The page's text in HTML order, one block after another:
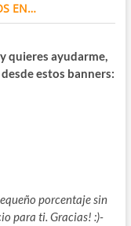
EN…
quieres ayudarme,
estos banners:
porcentaje sin
para ti. Gracias! :)-